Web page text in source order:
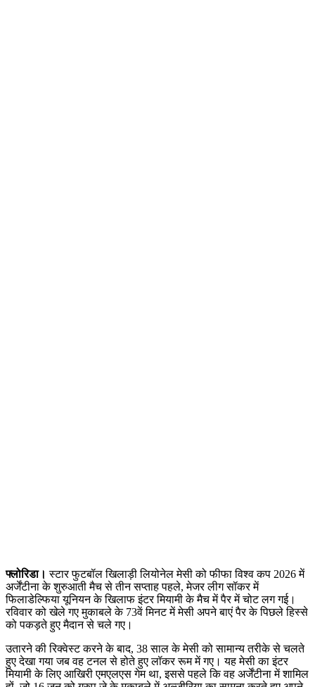
फ्लोरिडा। स्टार फुटबॉल खिलाड़ी लियोनेल मेसी को फीफा विश्व कप 2026 में
अर्जेंटीना के शुरुआती मैच से तीन सप्ताह पहले, मेजर लीग सॉकर में
फिलाडेल्फिया यूनियन के खिलाफ इंटर मियामी के मैच में पैर में चोट लग गई।
रविवार को खेले गए मुकाबले के 73वें मिनट में मेसी अपने बाएं पैर के पिछले हिस्से
को पकड़ते हुए मैदान से चले गए।
उतारने की रिक्वेस्ट करने के बाद, 38 साल के मेसी को सामान्य तरीके से चलते
हुए देखा गया जब वह टनल से होते हुए लॉकर रूम में गए। यह मेसी का इंटर
मियामी के लिए आखिरी एमएलएस गेम था, इससे पहले कि वह अर्जेंटीना में शामिल